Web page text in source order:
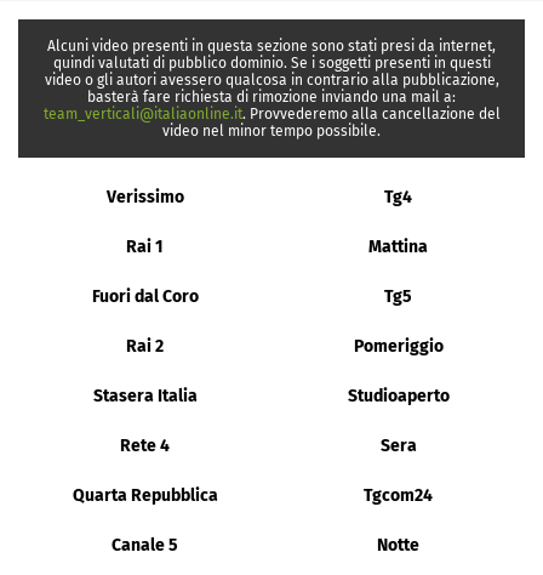
Alcuni video presenti in questa sezione sono stati presi da internet,
quindi valutati di pubblico dominio. Se i soggetti presenti in questi
video o gli autori avessero qualcosa in contrario alla pubblicazione,
basterà fare richiesta di rimozione inviando una mail a:
team_verticali@italiaonline.it. Provvederemo alla cancellazione del
video nel minor tempo possibile.
Verissimo Tg4
Rai 1 Mattina
Fuori dal Coro Tg5
Rai 2 Pomeriggio
Stasera Italia Studioaperto
Rete 4 Sera
Quarta Repubblica Tgcom24
Canale 5 Notte